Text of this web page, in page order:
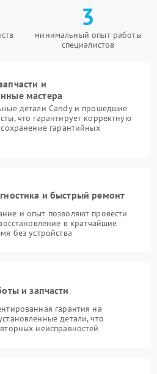
3
минимальный опыт работы
специалистов
и
мастера
детали Candy и прошедшие
что гарантирует корректную
гарантийных
и быстрый ремонт
и опыт позволяют провести
в кратчайшие
без устройства
и запчасти
гарантия на
детали, что
неисправностей